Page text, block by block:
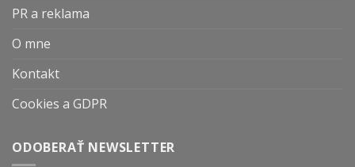
PR a reklama
O mne
Kontakt
Cookies a GDPR
ODOBERAŤ NEWSLETTER